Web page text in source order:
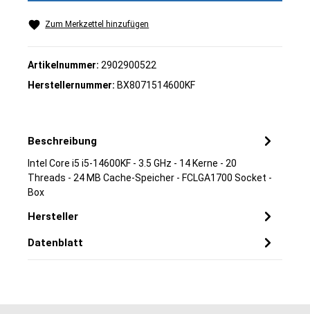
Zum Merkzettel hinzufügen
Artikelnummer: 2902900522
Herstellernummer: BX8071514600KF
Beschreibung
Intel Core i5 i5-14600KF - 3.5 GHz - 14 Kerne - 20
Threads - 24 MB Cache-Speicher - FCLGA1700 Socket -
Box
Hersteller
Datenblatt